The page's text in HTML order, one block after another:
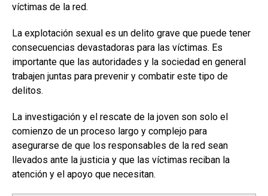
víctimas de la red.
La explotación sexual es un delito grave que puede tener
consecuencias devastadoras para las víctimas. Es
importante que las autoridades y la sociedad en general
trabajen juntas para prevenir y combatir este tipo de
delitos.
La investigación y el rescate de la joven son solo el
comienzo de un proceso largo y complejo para
asegurarse de que los responsables de la red sean
llevados ante la justicia y que las víctimas reciban la
atención y el apoyo que necesitan.